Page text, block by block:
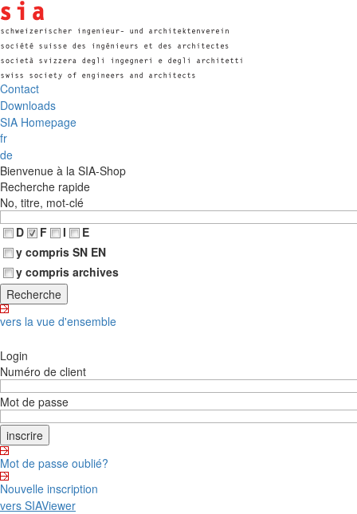
Contact
Downloads
SIA Homepage
fr
de
Bienvenue à la SIA-Shop
Recherche rapide
No, titre, mot-clé
D
F I
E
y compris SN EN
y compris archives
vers la vue d'ensemble
Login
Numéro de client
Mot de passe
Mot de passe oublié?
Nouvelle inscription
vers SIAViewer